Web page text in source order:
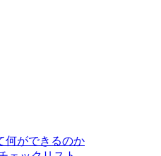
何ができるのか